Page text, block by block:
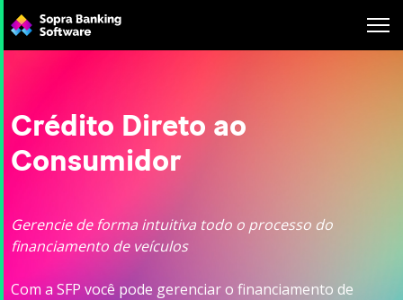
for:
Crédito Direto ao
Consumidor
Gerencie de forma intuitiva todo o processo do
financiamento de veículos
Com a SFP você pode gerenciar o financiamento de